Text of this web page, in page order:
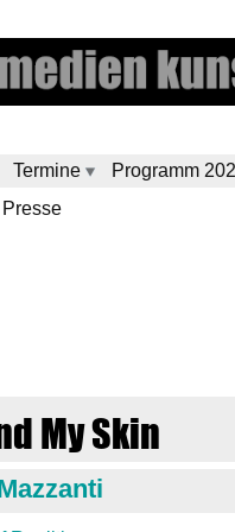
zum
Inhalt
Termine Programm
Presse
My Skin